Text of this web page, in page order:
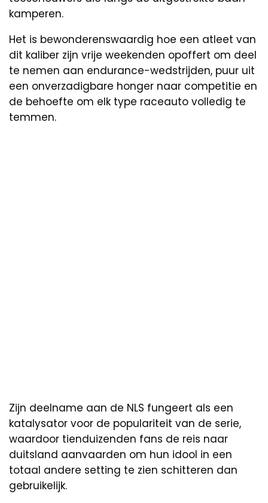
kamperen.
Het is bewonderenswaardig hoe een atleet van
dit kaliber zijn vrije weekenden opoffert om deel
te nemen aan endurance-wedstrijden, puur uit
een onverzadigbare honger naar competitie en
de behoefte om elk type raceauto volledig te
temmen.
Zijn deelname aan de NLS fungeert als een
katalysator voor de populariteit van de serie,
waardoor tienduizenden fans de reis naar
duitsland aanvaarden om hun idool in een
totaal andere setting te zien schitteren dan
gebruikelijk.